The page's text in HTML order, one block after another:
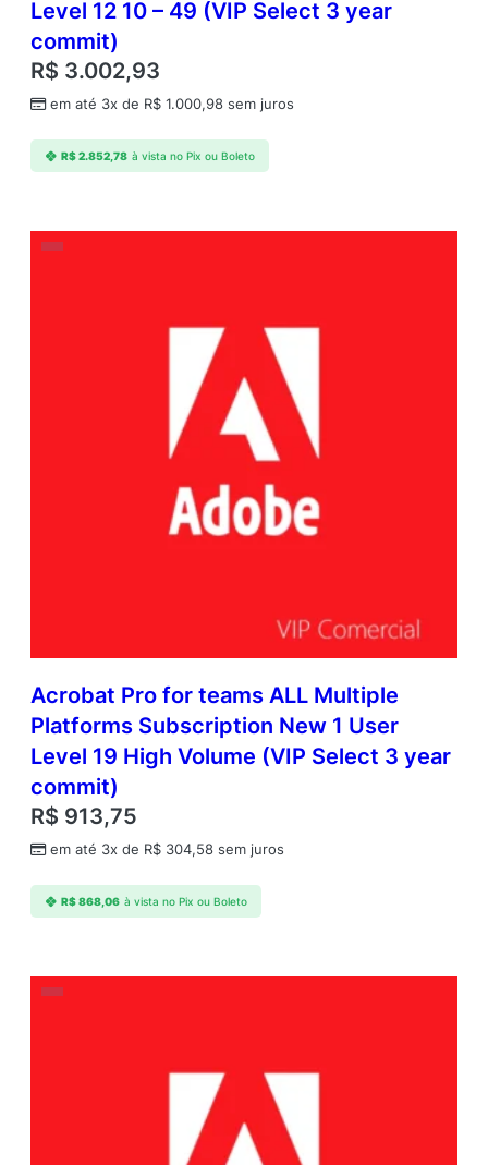
r
i
c
n
L
u
e
1
1
–
q
u
a
t
i
d
Level 12 10 – 49 (VIP Select 3 year
commit)
R$ 3.002,93
em até 3x de R$ 1.000,98 sem juros
R$2.852,78 à vista no Pix ou Boleto
Acrobat Pro for teams ALL Multiple
Platforms Subscription New 1 User
Level 19 High Volume (VIP Select 3 year
commit)
R$ 913,75
em até 3x de R$ 304,58 sem juros
R$868,06 à vista no Pix ou Boleto